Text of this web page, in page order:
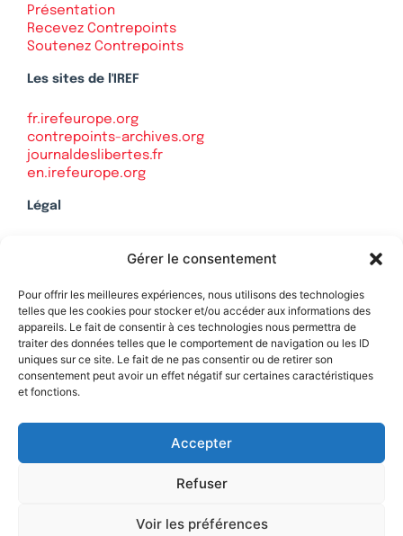
Gérer le consentement
Pour offrir les meilleures expériences, nous utilisons des technologies
telles que les cookies pour stocker et/ou accéder aux informations des
appareils. Le fait de consentir à ces technologies nous permettra de
traiter des données telles que le comportement de navigation ou les ID
uniques sur ce site. Le fait de ne pas consentir ou de retirer son
consentement peut avoir un effet négatif sur certaines caractéristiques
et fonctions.
Accepter
Refuser
Voir les préférences
Présentation
Recevez Contrepoints
Soutenez Contrepoints
Les sites de l'IREF
fr.irefeurope.org
contrepoints-archives.org
journaldeslibertes.fr
en.irefeurope.org
Légal
Politique de confidentialité
Contact
Soutenez Contrepoints